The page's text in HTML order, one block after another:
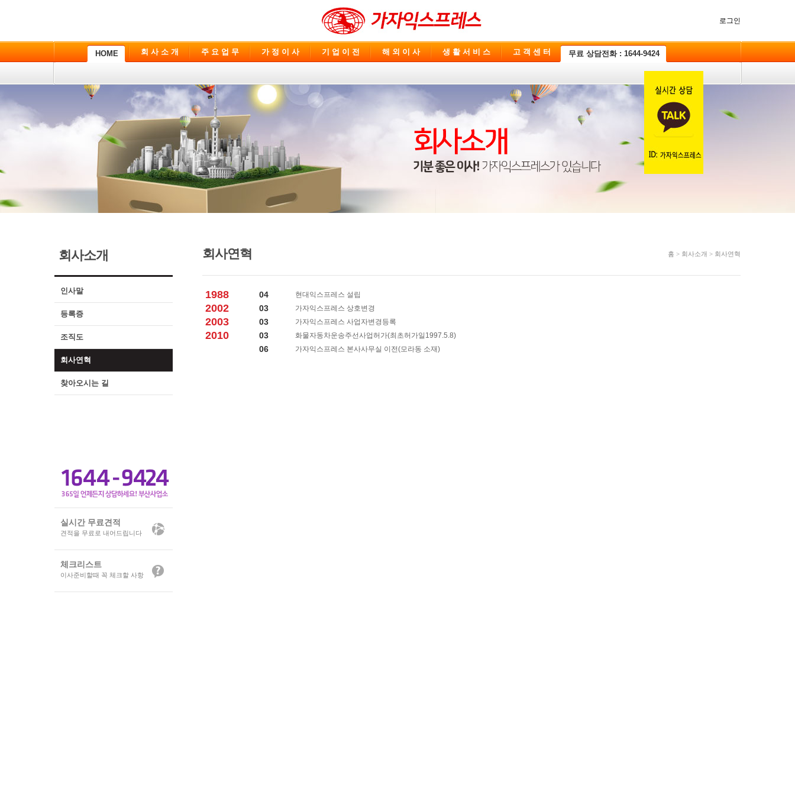
로그인
HOME 회 사 소 개 주 요 업 무 가 정 이 사 기 업 이 전 해 외 이 사 생 활 서 비 스 고 객 센 터 무료 상담전화 : 1644-9424
회사소개
인사말
등록증
조직도
회사연혁
찾아오시는 길
실시간 무료견적
견적을 무료로 내어드립니다
체크리스트
이사준비할때 꼭 체크할 사항
회사연혁 홈 > 회사소개 > 회사연혁
1988 04 현대익스프레스 설립
2002 03 가자익스프레스 상호변경
2003 03 가자익스프레스 사업자변경등록
2010 03 화물자동차운송주선사업허가(최초허가일1997.5.8)
06 가자익스프레스 본사사무실 이전(모라동 소재)